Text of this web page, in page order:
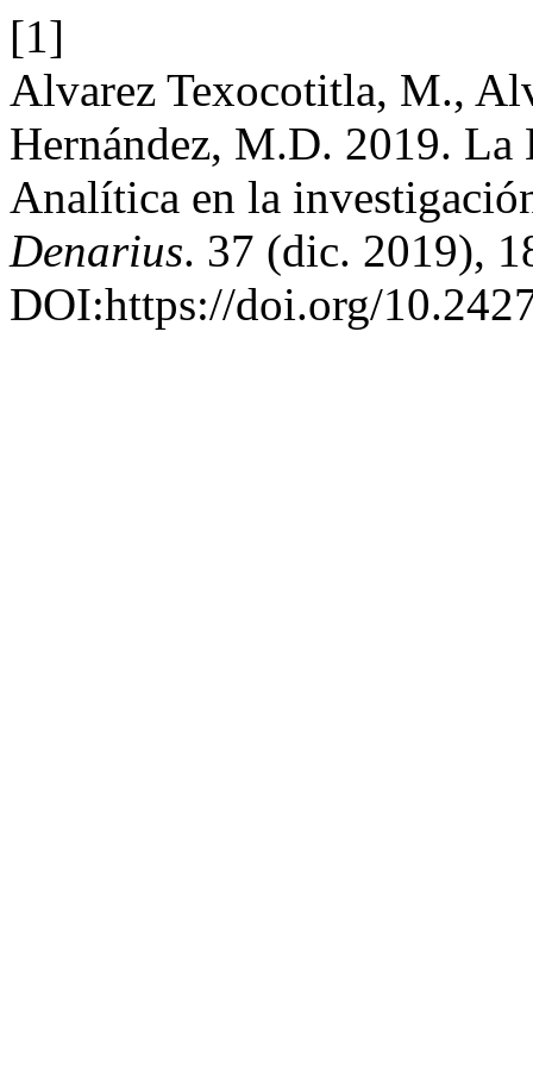
[1]
Alvarez Texocotitla, M.,
Hernández, M.D. 2019.
Analítica en la
Denarius. 37 (dic. 2019),
DOI:https://doi.org/